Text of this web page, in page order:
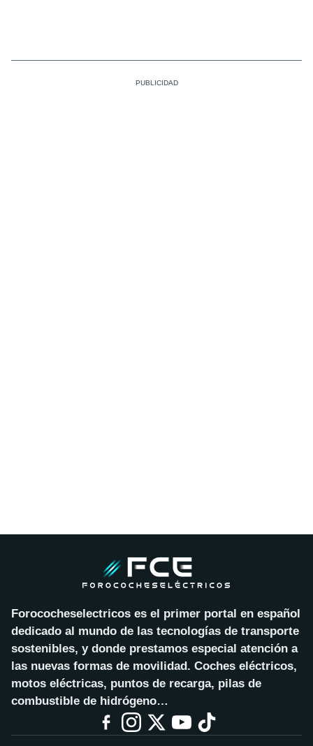
Forococheselectricos es el primer portal en español
dedicado al mundo de las tecnologías de transporte
sostenibles, y donde prestamos especial atención a
las nuevas formas de movilidad. Coches eléctricos,
motos eléctricas, puntos de recarga, pilas de
combustible de hidrógeno…